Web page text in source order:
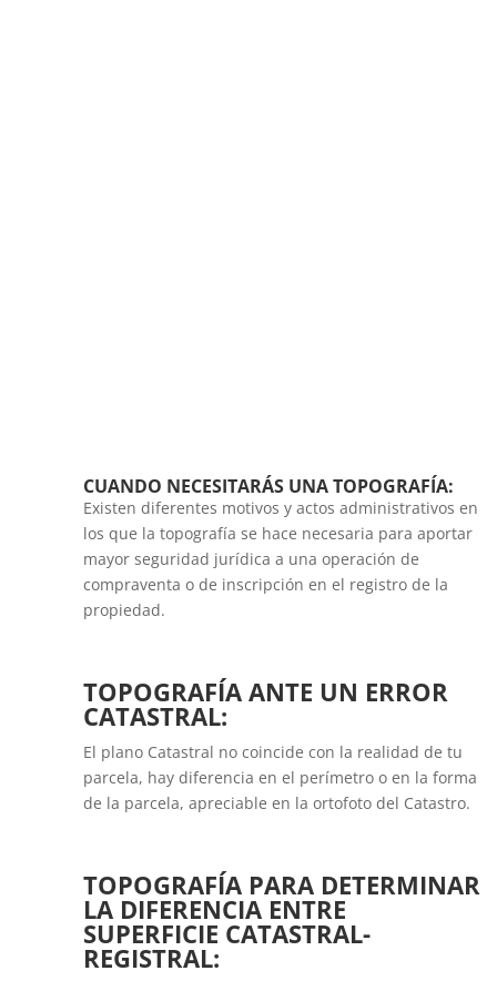
CUANDO NECESITARÁS UNA TOPOGRAFÍA:
Existen diferentes motivos y actos administrativos en
los que la topografía se hace necesaria para aportar
mayor seguridad jurídica a una operación de
compraventa o de inscripción en el registro de la
propiedad.
TOPOGRAFÍA ANTE UN ERROR
CATASTRAL:
El plano Catastral no coincide con la realidad de tu
parcela, hay diferencia en el perímetro o en la forma
de la parcela, apreciable en la ortofoto del Catastro.
TOPOGRAFÍA PARA DETERMINAR
LA DIFERENCIA ENTRE
SUPERFICIE CATASTRAL-
REGISTRAL: